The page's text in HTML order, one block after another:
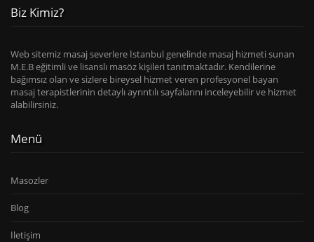
Biz Kimiz?
Web sitemiz masaj severlere İstanbul genelinde masaj hizmeti sunan
M.E.B eğitimli ve lisanslı masöz kişileri tanıtmaktadır. Kendilerine
bağımsız olan ve sizlere bireysel hizmet veren profesyonel bayan
masaj terapistlerinin detaylı ayrıntılı sayfalarını inceleyebilir ve hizmet
alabilirsiniz.
Menü
Masozler
Blog
İletişim